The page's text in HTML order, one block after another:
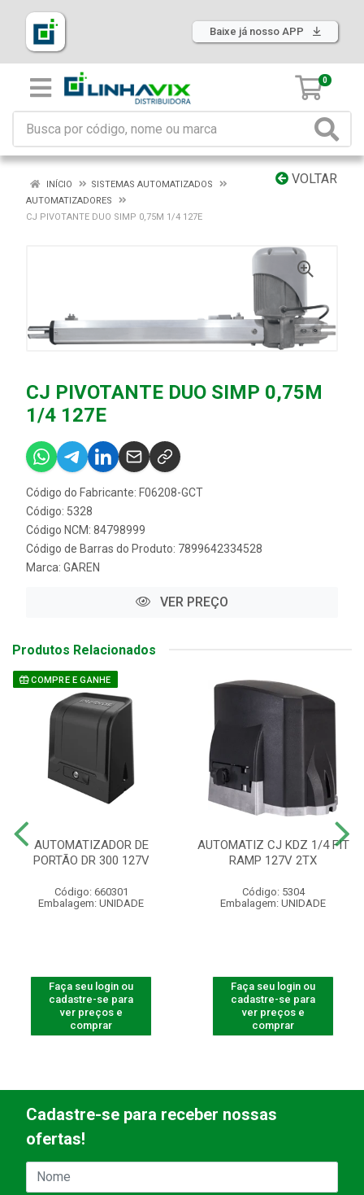
Baixe já nosso APP
0
VOLTAR
INÍCIO
SISTEMAS AUTOMATIZADOS
AUTOMATIZADORES
CJ PIVOTANTE DUO SIMP 0,75M 1/4 127E
CJ PIVOTANTE DUO SIMP 0,75M
1/4 127E
Código do Fabricante: F06208-GCT
Código: 5328
Código NCM: 84798999
Código de Barras do Produto: 7899642334528
Marca: GAREN
VER PREÇO
Produtos Relacionados
COMPRE E GANHE
AUTOMATIZADOR DE
PORTÃO DR 300 127V
Código: 660301
Embalagem: UNIDADE
Faça seu login ou
cadastre-se para
ver preços e
comprar
AUTOMATIZ CJ KDZ 1/4 FIT
RAMP 127V 2TX
Código: 5304
Embalagem: UNIDADE
Faça seu login ou
cadastre-se para
ver preços e
comprar
Cadastre-se para receber nossas
ofertas!